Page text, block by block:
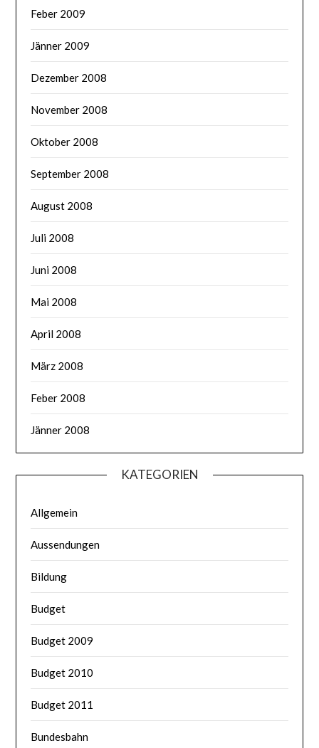
Feber 2009
Jänner 2009
Dezember 2008
November 2008
Oktober 2008
September 2008
August 2008
Juli 2008
Juni 2008
Mai 2008
April 2008
März 2008
Feber 2008
Jänner 2008
KATEGORIEN
Allgemein
Aussendungen
Bildung
Budget
Budget 2009
Budget 2010
Budget 2011
Bundesbahn